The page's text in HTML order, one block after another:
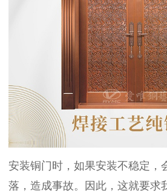
安装铜门时，如果安装不稳定，
落，造成事故。因此，这就要求